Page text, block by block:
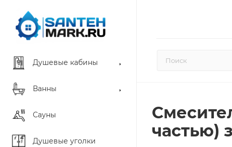
Душевые кабины
Ванны
Сауны
Душевые уголки
частью)